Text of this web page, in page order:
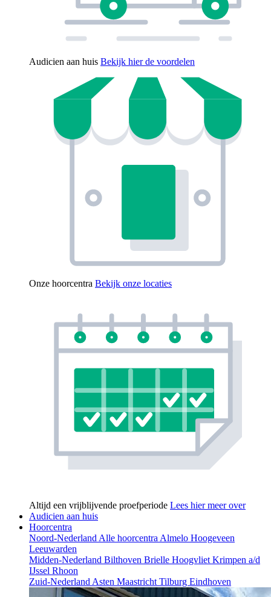
Audicien aan huis Bekijk hier de voordelen
Onze hoorcentra Bekijk onze locaties
Altijd een vrijblijvende proefperiode Lees hier meer over
Audicien aan huis
Hoorcentra
Noord-NederlandAlle hoorcentraAlmelo Hoogeveen
Leeuwarden
Midden-Nederland Bilthoven Brielle HoogvlietKrimpen a/d
IJssel Rhoon
Zuid-NederlandAsten MaastrichtTilburg Eindhoven